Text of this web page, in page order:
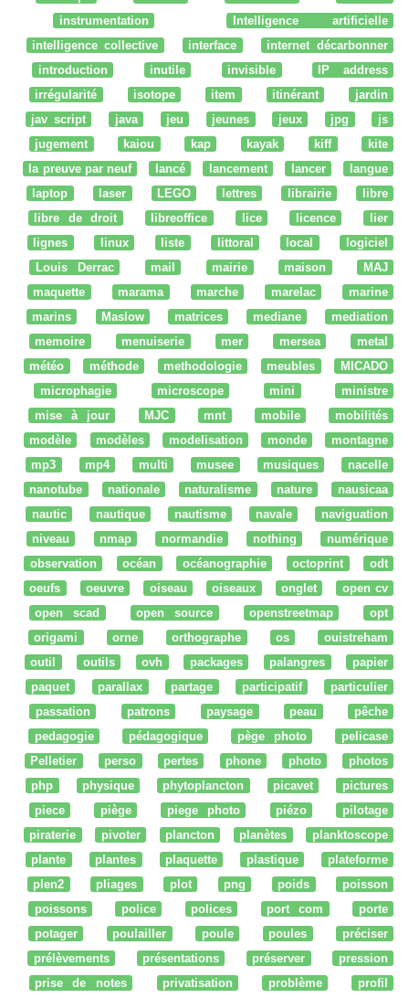
instrumentation
Intelligence artificielle
intelligence collective
interface
internet décarbonner
introduction
inutile invisible
IP address
irrégularité
isotope item itinérant
jardin
jav script
java jeu jeunes jeux jpg
js
jugement
kaiou kap kayak kiff
kite
la preuve par neuf
lancé lancement lancer
langue
laptop
laser LEGO lettres librairie
libre
libre de droit
libreoffice lice licence
lier
lignes
linux liste littoral local
logiciel
Louis Derrac
mail mairie maison
MAJ
maquette
marama marche marelac
marine
marins
Maslow matrices mediane
mediation
memoire
menuiserie mer mersea
metal
météo
méthode methodologie meubles
MICADO
microphagie
microscope mini
ministre
mise à jour
MJC mnt mobile
mobilités
modèle
modèles modelisation monde
montagne
mp3
mp4 multi musee musiques
nacelle
nanotube
nationale naturalisme nature
nausicaa
nautic
nautique nautisme navale
naviguation
niveau
nmap normandie nothing
numérique
observation
océan océanographie octoprint
odt
oeufs
oeuvre oiseau oiseaux onglet
open cv
open scad
open source openstreetmap
opt
origami
orne orthographe os
ouistreham
outil
outils ovh packages palangres
papier
paquet
parallax partage participatif
particulier
passation
patrons paysage peau
pêche
pedagogie
pédagogique pège photo
pelicase
Pelletier
perso pertes phone photo
photos
php
physique phytoplancton picavet
pictures
piece
piège piege photo piézo
pilotage
piraterie
pivoter plancton planètes
planktoscope
plante
plantes plaquette plastique
plateforme
plen2
pliages plot png poids
poisson
poissons
police polices port com
porte
potager
poulailler poule poules
préciser
prélèvements
présentations préserver
pression
prise de notes
privatisation problème
profil